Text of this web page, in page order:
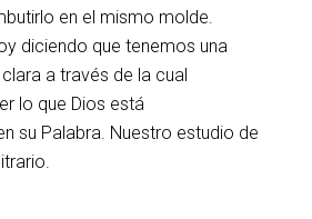
en el mismo molde.
diciendo que tenemos una
a través de la cual
lo que Dios está
su Palabra. Nuestro estudio de